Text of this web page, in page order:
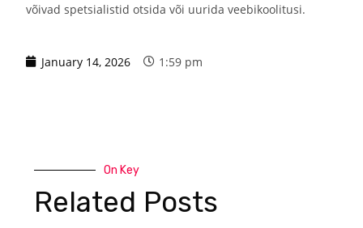
võivad spetsialistid otsida või uurida veebikoolitusi.
January 14, 2026 1:59 pm
On Key
Related Posts